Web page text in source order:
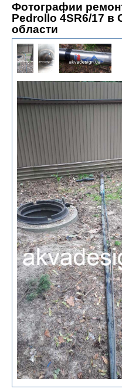
Фотографии
Pedrollo 4SR6/17 в
области